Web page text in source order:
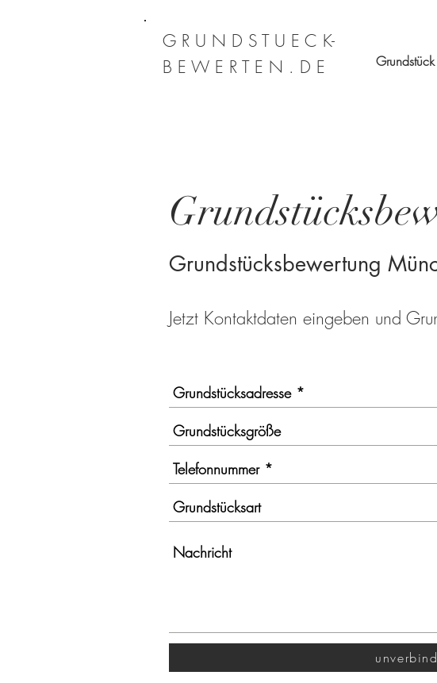
G R U N D S T U E C K-
B E W E R T E N . D E
Jetzt Kontaktdaten eingeben und
Grundstücksbewertung